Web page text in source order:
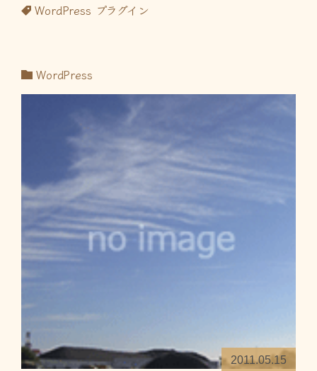
WordPress プラグイン
WordPress
2011.05.15